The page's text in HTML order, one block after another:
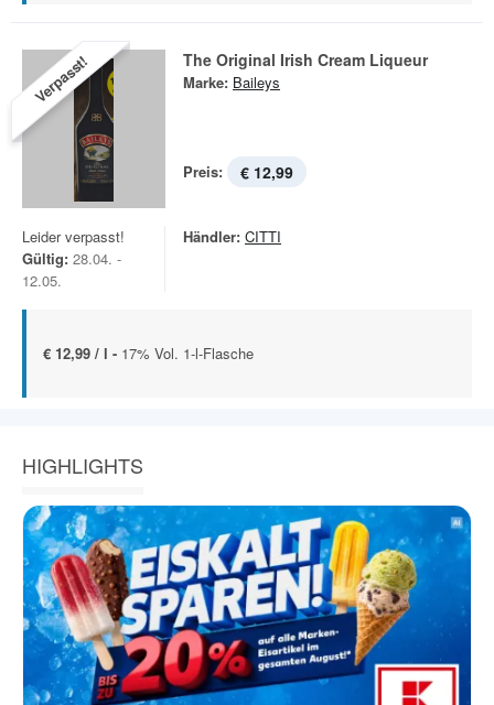
Verpasst! The Original Irish Cream Liqueur
Marke: Baileys
Preis: € 12,99
Leider verpasst!
Gültig: 28.04. -
12.05.
Händler: CITTI
€ 12,99 / l - 17% Vol. 1-l-Flasche
HIGHLIGHTS